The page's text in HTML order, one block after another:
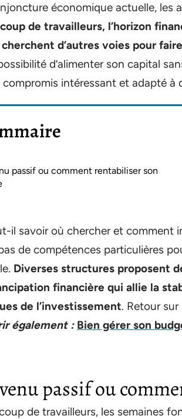
économique actuelle, les
de travailleurs, l’horizon
d’autres voies pour
d’alimenter son capital
compromis intéressant et adapté à
passif ou comment rentabiliser son
il savoir où chercher et comment
de compétences particulières
Diverses structures proposent
financière qui allie la
de l’investissement. Retour
également : Bien gérer son
passif ou
de travailleurs, les semaines